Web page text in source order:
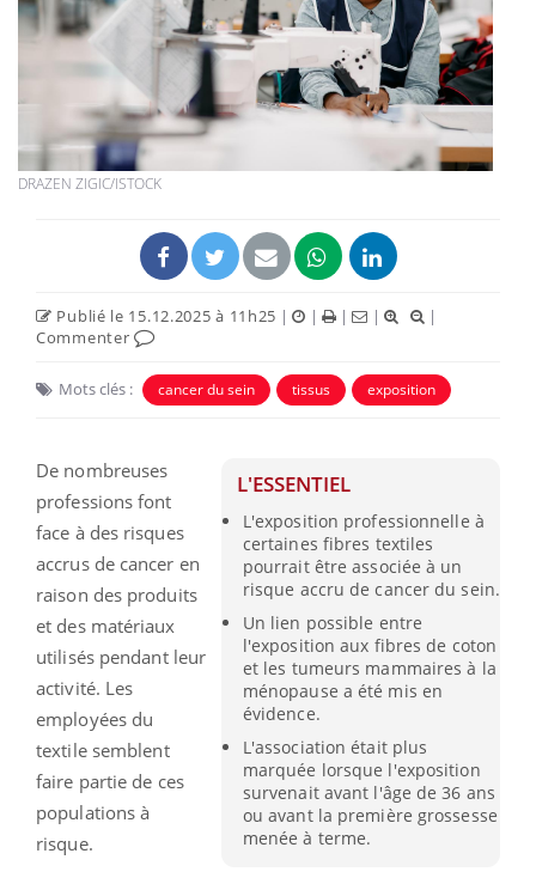
DRAZEN ZIGIC/ISTOCK
Publié le 15.12.2025 à 11h25 | | | |
|
Commenter
Mots clés : cancer du sein tissus exposition
L'ESSENTIEL
L'exposition professionnelle à
certaines fibres textiles
pourrait être associée à un
risque accru de cancer du sein.
Un lien possible entre
l'exposition aux fibres de coton
et les tumeurs mammaires à la
ménopause a été mis en
évidence.
L'association était plus
marquée lorsque l'exposition
survenait avant l'âge de 36 ans
ou avant la première grossesse
menée à terme.
De nombreuses
professions font
face à des risques
accrus de cancer en
raison des produits
et des matériaux
utilisés pendant leur
activité. Les
employées du
textile semblent
faire partie de ces
populations à
risque.